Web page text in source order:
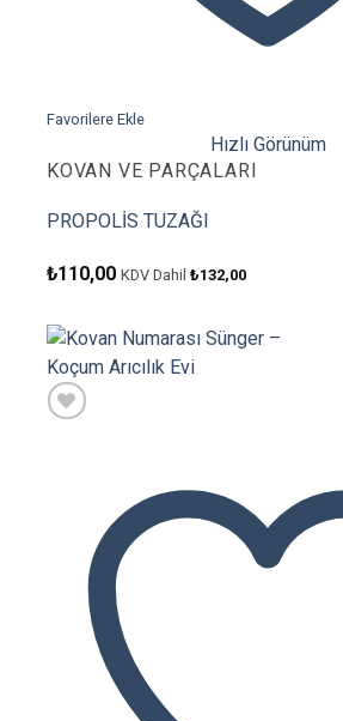
Favorilere Ekle
Hızlı Görünüm
KOVAN VE PARÇALARI
PROPOLİS TUZAĞI
₺110,00 KDV Dahil ₺132,00